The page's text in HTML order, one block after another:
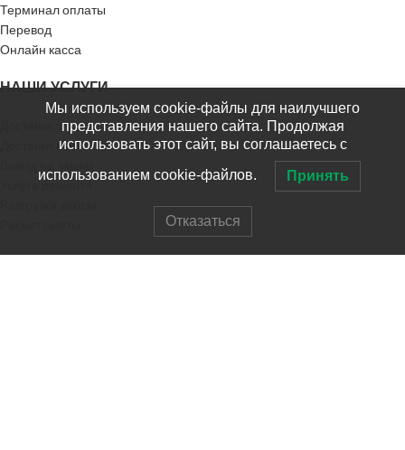
Терминал оплаты
Перевод
Онлайн касса
НАШИ УСЛУГИ
Доставка заказа
Доставка в регионы
Услуга ремонта
Мы используем cookie-файлы для наилучшего
представления нашего сайта. Продолжая
использовать этот сайт, вы соглашаетесь с
использованием cookie-файлов. Принять
Отказаться